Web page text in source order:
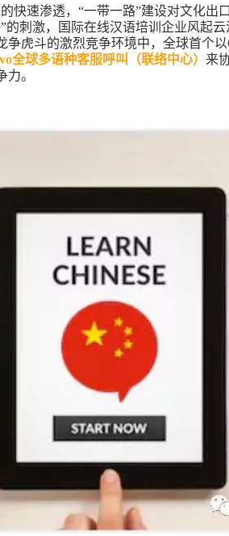
快速渗透，“一带一路”建设对文化出
的刺激，国际在线汉语培训企业风起
争虎斗的激烈竞争环境中，全球首个
全球多语种客服呼叫（联络中心） 来
。